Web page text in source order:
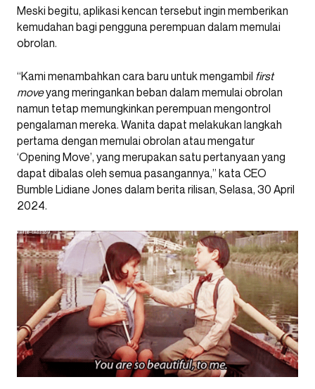
Meski begitu, aplikasi kencan tersebut ingin memberikan
kemudahan bagi pengguna perempuan dalam memulai
obrolan.
“Kami menambahkan cara baru untuk mengambil first
moveyang meringankan beban dalam memulai obrolan
namun tetap memungkinkan perempuan mengontrol
pengalaman mereka. Wanita dapat melakukan langkah
pertama dengan memulai obrolan atau mengatur
‘Opening Move’, yang merupakan satu pertanyaan yang
dapat dibalas oleh semua pasangannya,” kata CEO
Bumble Lidiane Jones dalam berita rilisan, Selasa, 30 April
2024.